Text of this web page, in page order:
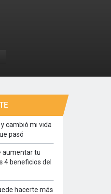
cambió mi vida
pasó
aumentar tu
4 beneficios del
hacerte más